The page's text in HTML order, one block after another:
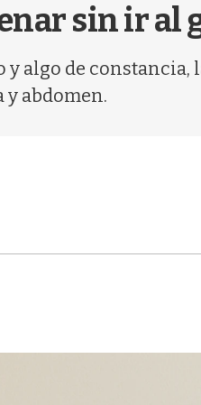
sin ir al
y algo de
y abdomen.